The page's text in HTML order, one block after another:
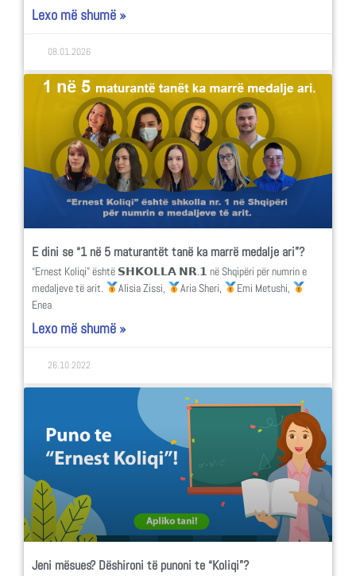
Lexo më shumë »
08.01.2026
E dini se “1 në 5 maturantët tanë ka marrë medalje ari”?
“Ernest Koliqi” është 𝗦𝗛𝗞𝗢𝗟𝗟𝗔 𝗡𝗥.𝟭 në Shqipëri për numrin e
medaljeve të arit.
Alisia Zissi, Aria Sheri,
Emi Metushi,
Enea
Lexo më shumë »
26.10.2022
Jeni mësues? Dëshironi të punoni te “Koliqi”?